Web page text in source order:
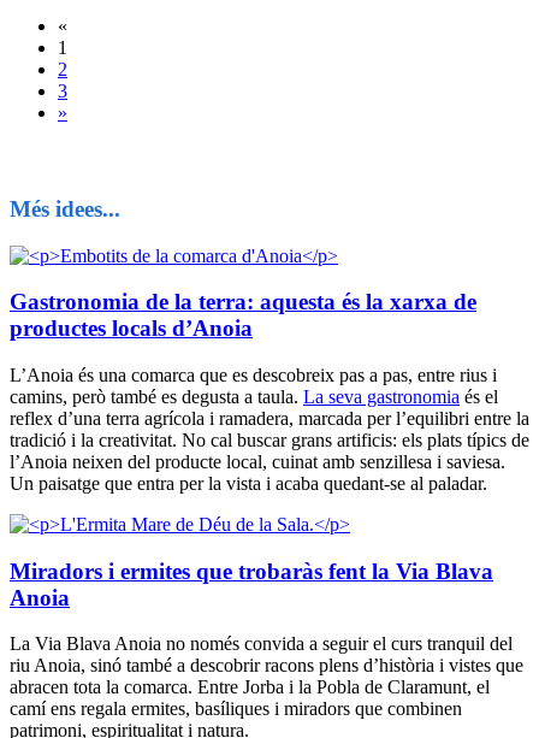
«
1
2
3
»
Més idees...
Gastronomia de la terra: aquesta és la xarxa de
productes locals d’Anoia
L’Anoia és una comarca que es descobreix pas a pas, entre rius i
camins, però també es degusta a taula. La seva gastronomia és el
reflex d’una terra agrícola i ramadera, marcada per l’equilibri entre la
tradició i la creativitat. No cal buscar grans artificis: els plats típics de
l’Anoia neixen del producte local, cuinat amb senzillesa i saviesa.
Un paisatge que entra per la vista i acaba quedant-se al paladar.
Miradors i ermites que trobaràs fent la Via Blava
Anoia
La Via Blava Anoia no només convida a seguir el curs tranquil del
riu Anoia, sinó també a descobrir racons plens d’història i vistes que
abracen tota la comarca. Entre Jorba i la Pobla de Claramunt, el
camí ens regala ermites, basíliques i miradors que combinen
patrimoni, espiritualitat i natura.